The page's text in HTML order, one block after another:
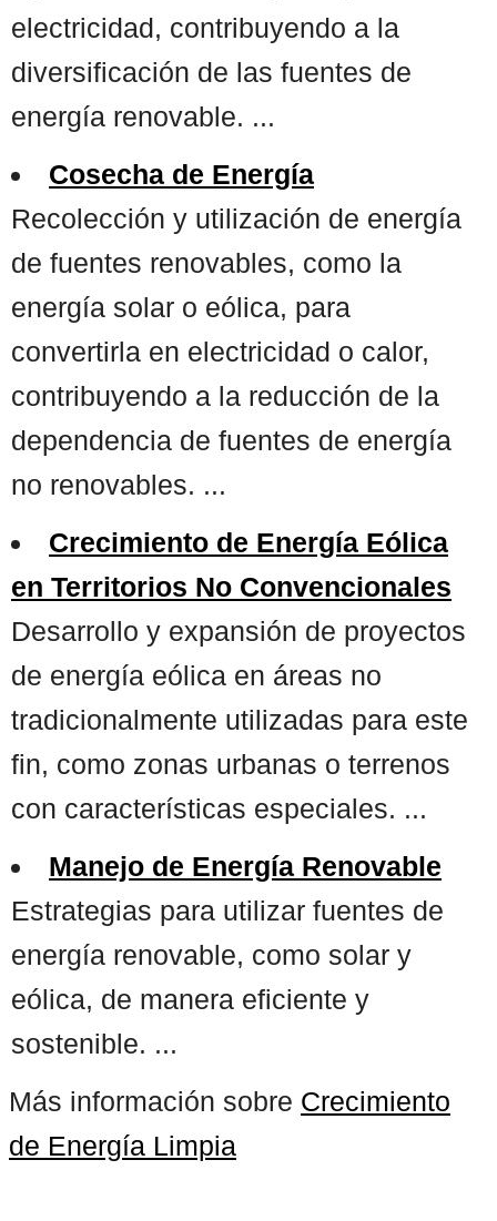
electricidad, contribuyendo a la
diversificación de las fuentes de
energía renovable. ...
Cosecha de Energía
Recolección y utilización de energía
de fuentes renovables, como la
energía solar o eólica, para
convertirla en electricidad o calor,
contribuyendo a la reducción de la
dependencia de fuentes de energía
no renovables. ...
Crecimiento de Energía Eólica
en Territorios No Convencionales
Desarrollo y expansión de proyectos
de energía eólica en áreas no
tradicionalmente utilizadas para este
fin, como zonas urbanas o terrenos
con características especiales. ...
Manejo de Energía Renovable
Estrategias para utilizar fuentes de
energía renovable, como solar y
eólica, de manera eficiente y
sostenible. ...
Más información sobre Crecimiento
de Energía Limpia